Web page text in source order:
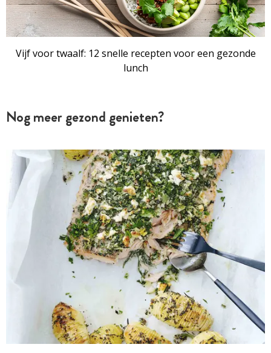
Vijf voor twaalf: 12 snelle recepten voor een gezonde
lunch
Nog meer gezond genieten?